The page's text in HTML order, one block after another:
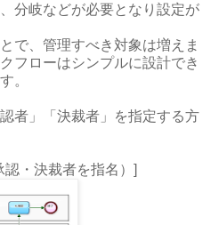
分岐などが必要となり設定が
で、管理すべき対象は増えま
フローはシンプルに設計でき
。
者」「決裁者」を指定する方
認・決裁者を指名）]